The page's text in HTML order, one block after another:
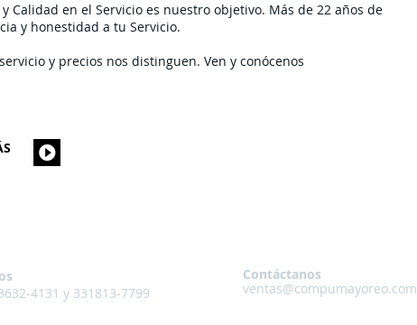
Calidad en el Servicio es nuestro objetivo. Más de 22 años de
y honestidad a tu Servicio.
y precios nos distinguen. Ven y conócenos
4131 y 331813-7799
Contáctanos
ventas@compumayoreo.com